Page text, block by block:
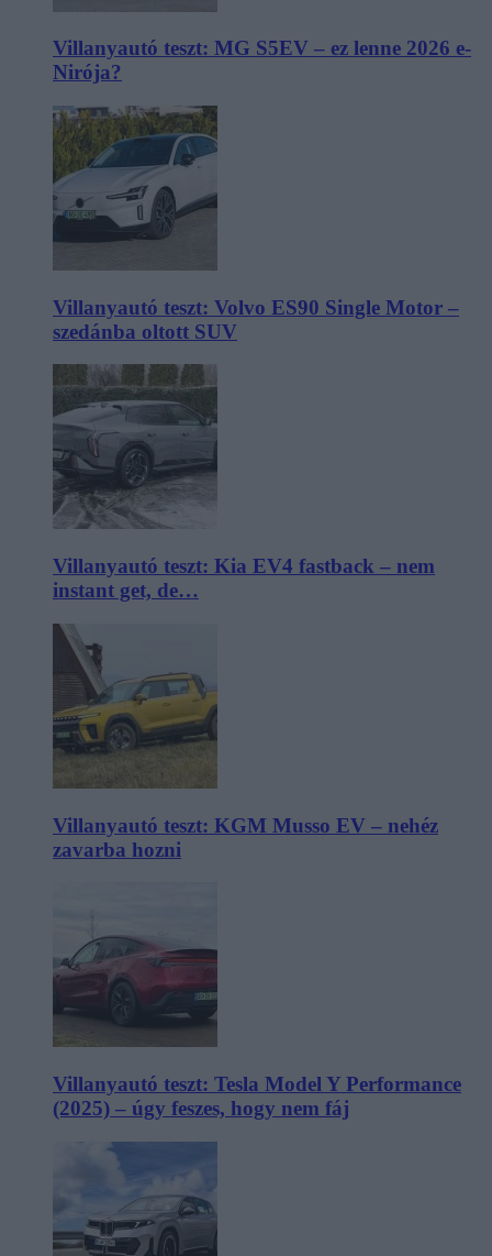
Villanyautó teszt: MG S5EV – ez lenne 2026 e-
Nirója?
Villanyautó teszt: Volvo ES90 Single Motor –
szedánba oltott SUV
Villanyautó teszt: Kia EV4 fastback – nem
instant get, de…
Villanyautó teszt: KGM Musso EV – nehéz
zavarba hozni
Villanyautó teszt: Tesla Model Y Performance
(2025) – úgy feszes, hogy nem fáj